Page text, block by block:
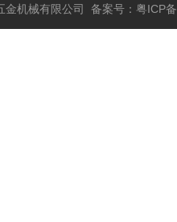
金机械有限公司 备案号：粤ICP